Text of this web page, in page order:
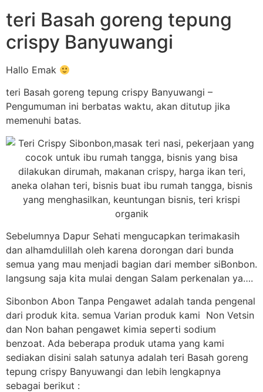
teri Basah goreng tepung
crispy Banyuwangi
Hallo Emak
teri Basah goreng tepung crispy Banyuwangi –
Pengumuman ini berbatas waktu, akan ditutup jika
memenuhi batas.
Sebelumnya Dapur Sehati mengucapkan terimakasih
dan alhamdulillah oleh karena dorongan dari bunda
semua yang mau menjadi bagian dari member siBonbon.
langsung saja kita mulai dengan Salam perkenalan ya….
Sibonbon Abon Tanpa Pengawet adalah tanda pengenal
dari produk kita. semua Varian produk kami Non Vetsin
dan Non bahan pengawet kimia seperti sodium
benzoat. Ada beberapa produk utama yang kami
sediakan disini salah satunya adalah teri Basah goreng
tepung crispy Banyuwangi dan lebih lengkapnya
sebagai berikut :